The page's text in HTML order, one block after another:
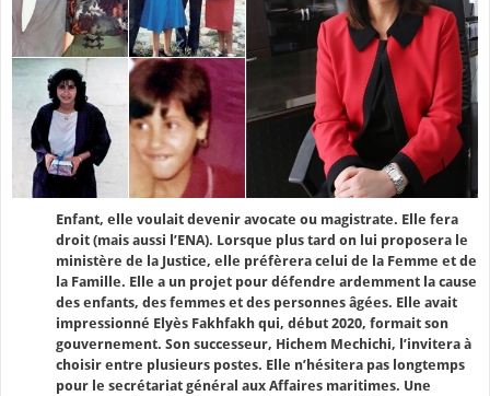
Enfant, elle voulait devenir avocate ou magistrate. Elle fera
droit (mais aussi l’ENA). Lorsque plus tard on lui proposera le
ministère de la Justice, elle préfèrera celui de la Femme et de
la Famille. Elle a un projet pour défendre ardemment la cause
des enfants, des femmes et des personnes âgées. Elle avait
impressionné Elyès Fakhfakh qui, début 2020, formait son
gouvernement. Son successeur, Hichem Mechichi, l’invitera à
choisir entre plusieurs postes. Elle n’hésitera pas longtemps
pour le secrétariat général aux Affaires maritimes. Une